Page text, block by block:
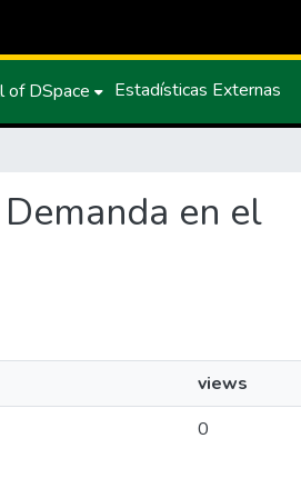
of DSpace Estadísticas Externas
en el
views
0